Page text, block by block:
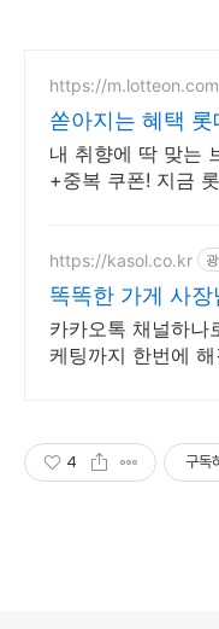
https://m.lotteon.com
쏟아지는 혜택 롯
내 취향에 딱 맞는
+중복 쿠폰! 지금
https://kasol.co.kr
똑똑한 가게 사장
솔
카카오톡 채널하나
케팅까지 한번에
4 구독